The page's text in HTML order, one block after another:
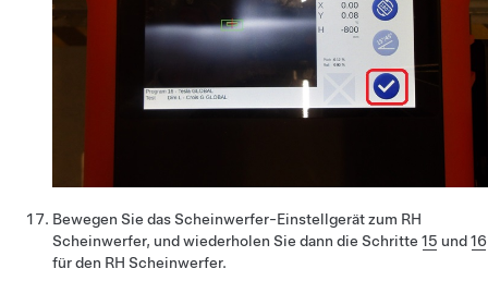
Bewegen Sie das Scheinwerfer-Einstellgerät zum RH
Scheinwerfer, und wiederholen Sie dann die Schritte 15 und16
für den RH Scheinwerfer.